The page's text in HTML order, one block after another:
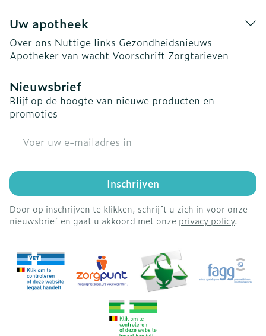
Uw apotheek
Over ons Nuttige links Gezondheidsnieuws
Apotheker van wacht Voorschrift Zorgtarieven
Nieuwsbrief
Blijf op de hoogte van nieuwe producten en
promoties
Inschrijven
Door op inschrijven te klikken, schrijft u zich in voor onze
nieuwsbrief en gaat u akkoord met onze privacy policy.